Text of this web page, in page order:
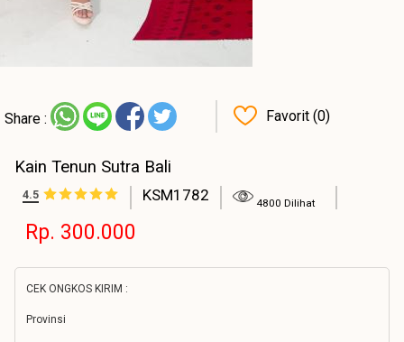
Share : Favorit (0)
Kain Tenun Sutra Bali
4.5 KSM1782 4800 Dilihat
Rp. 300.000
CEK ONGKOS KIRIM :
Provinsi